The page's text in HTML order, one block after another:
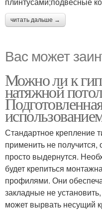
читать дальше →
Вас может
Можно ли к
натяжной
Стандартное крепление
применить не получится,
просто выдернутся.
будет крепиться
профилями. Они
закладные не
может вырвать несущий